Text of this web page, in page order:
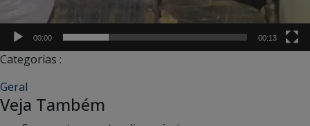
00:00 00:13
Categorias :
Geral
Veja Também